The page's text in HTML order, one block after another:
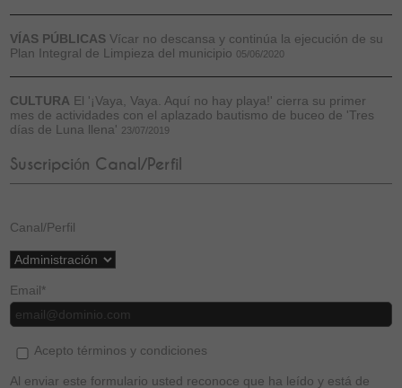
VÍAS PÚBLICAS Vícar no descansa y continúa la ejecución de su
Plan Integral de Limpieza del municipio 05/06/2020
CULTURA El '¡Vaya, Vaya. Aquí no hay playa!' cierra su primer
mes de actividades con el aplazado bautismo de buceo de 'Tres
días de Luna llena' 23/07/2019
Suscripción Canal/Perfil
Canal/Perfil
Email*
Acepto términos y condiciones
Al enviar este formulario usted reconoce que ha leído y está de